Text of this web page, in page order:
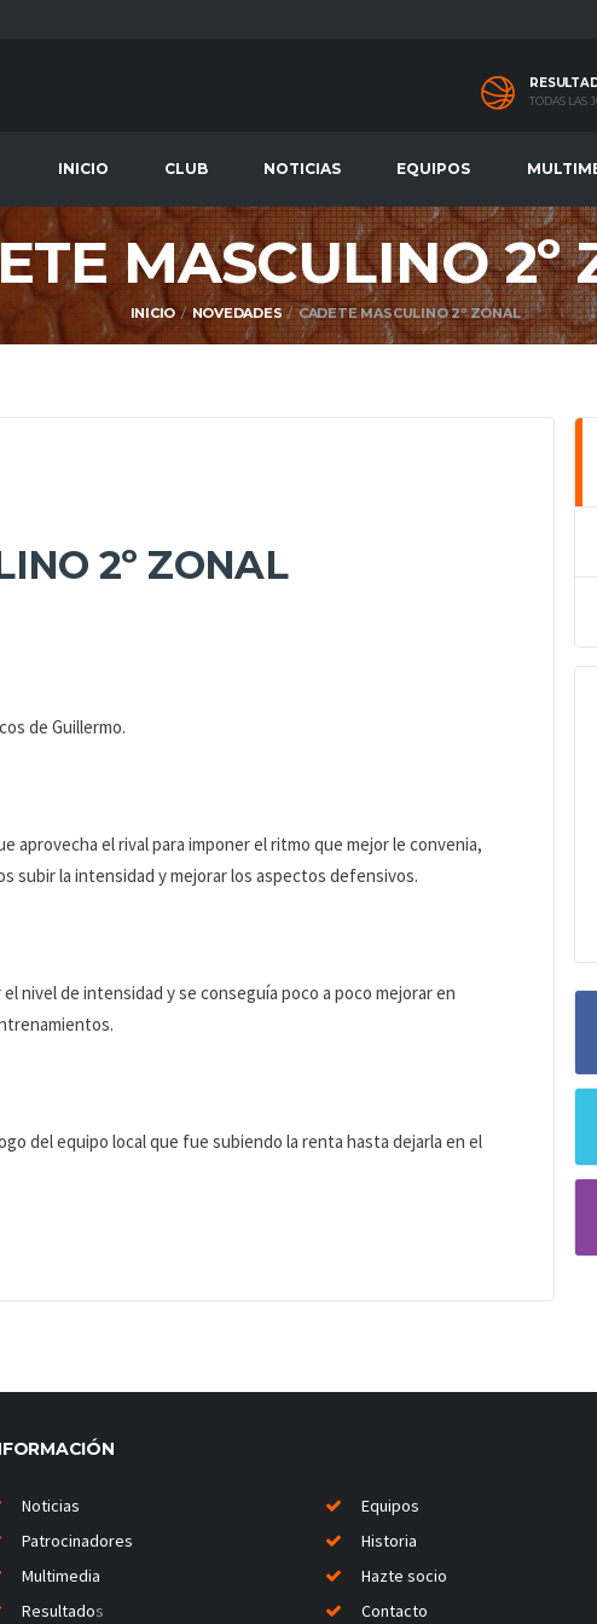
TODAS LAS
INICIO CLUB NOTICIAS EQUIPOS
MASCULINO 2º
INICIO NOVEDADES CADETE MASCULINO 2º ZONAL
2º ZONAL
de Guillermo.
aprovecha el rival para imponer el ritmo que mejor le convenia,
subir la intensidad y mejorar los aspectos defensivos.
nivel de intensidad y se conseguía poco a poco mejorar en
del equipo local que fue subiendo la renta hasta dejarla en el
Noticias
Equipos
Patrocinadores
Historia
Multimedia
Hazte socio
Resultados Contacto